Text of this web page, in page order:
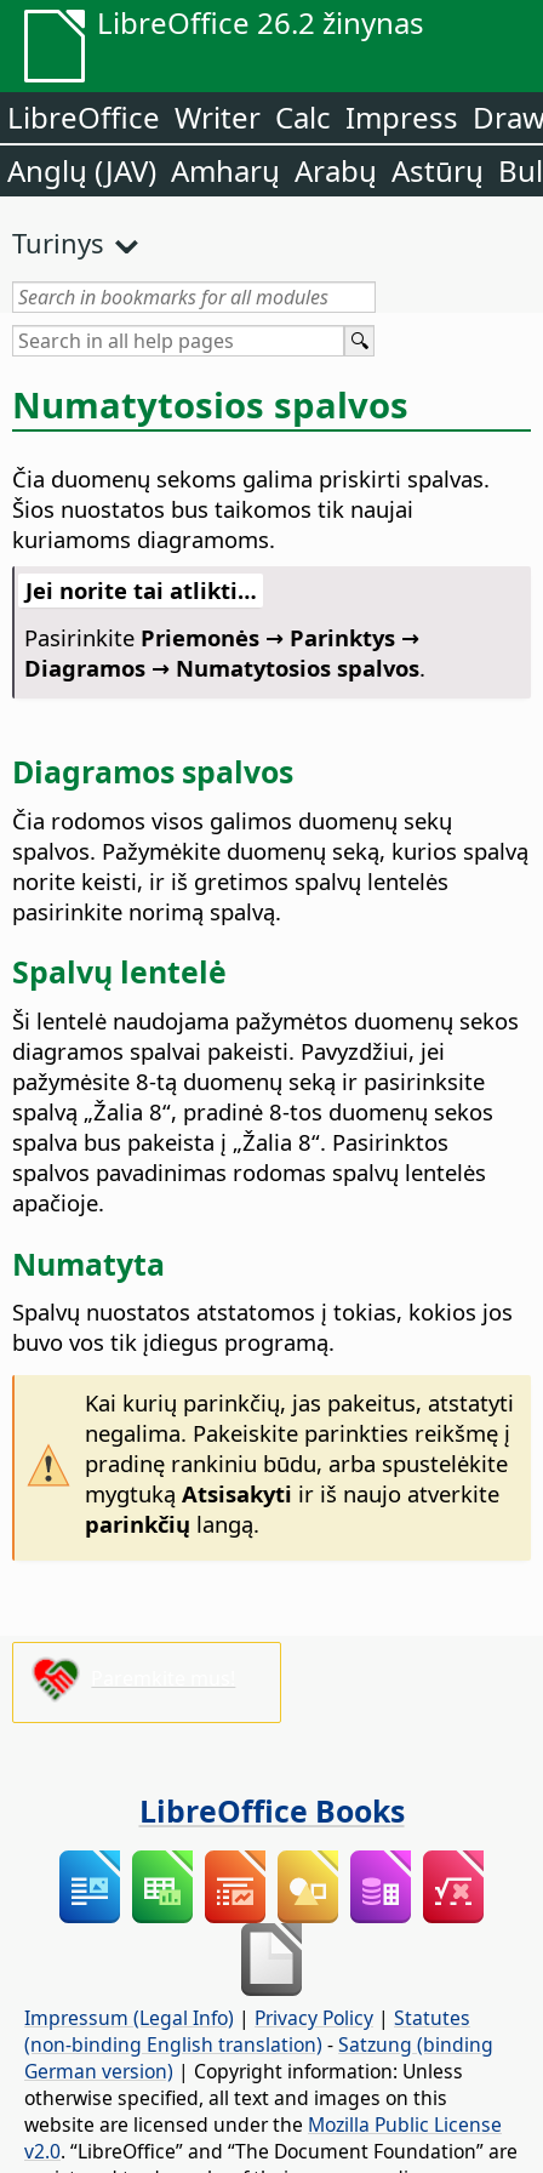
LibreOffice 26.2 žinynas
LibreOffice Writer Calc Impress
Anglų (JAV) Amharų Arabų Astūrų
Turinys
Numatytosios spalvos
Čia duomenų sekoms galima priskirti spalvas.
Šios nuostatos bus taikomos tik naujai
kuriamoms diagramoms.
Jei norite tai atlikti…
Pasirinkite Priemonės → Parinktys→
Diagramos → Numatytosios spalvos.
Diagramos spalvos
Čia rodomos visos galimos duomenų sekų
spalvos. Pažymėkite duomenų seką, kurios spalvą
norite keisti, ir iš gretimos spalvų lentelės
pasirinkite norimą spalvą.
Spalvų lentelė
Ši lentelė naudojama pažymėtos duomenų sekos
diagramos spalvai pakeisti. Pavyzdžiui, jei
pažymėsite 8-tą duomenų seką ir pasirinksite
spalvą „Žalia 8“, pradinė 8-tos duomenų sekos
spalva bus pakeista į „Žalia 8“. Pasirinktos
spalvos pavadinimas rodomas spalvų lentelės
apačioje.
Numatyta
Spalvų nuostatos atstatomos į tokias, kokios jos
buvo vos tik įdiegus programą.
Kai kurių parinkčių, jas pakeitus, atstatyti
negalima. Pakeiskite parinkties reikšmę į
pradinę rankiniu būdu, arba spustelėkite
mygtuką Atsisakyti ir iš naujo atverkite
parinkčių langą.
LibreOffice Books
Impressum (Legal Info) | Privacy Policy | Statutes
(non-binding English translation) -Satzung (binding
German version) | Copyright information: Unless
otherwise specified, all text and images on this
website are licensed under the Mozilla Public License
v2.0. “LibreOffice” and “The Document Foundation” are